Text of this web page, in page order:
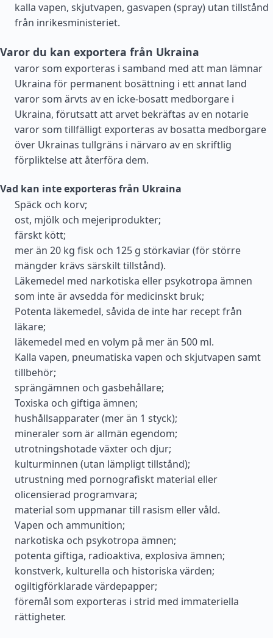
kalla vapen, skjutvapen, gasvapen (spray) utan tillstånd
från inrikesministeriet.
Varor du kan exportera från Ukraina
varor som exporteras i samband med att man lämnar
Ukraina för permanent bosättning i ett annat land
varor som ärvts av en icke-bosatt medborgare i
Ukraina, förutsatt att arvet bekräftas av en notarie
varor som tillfälligt exporteras av bosatta medborgare
över Ukrainas tullgräns i närvaro av en skriftlig
förpliktelse att återföra dem.
Vad kan inte exporteras från Ukraina
Späck och korv;
ost, mjölk och mejeriprodukter;
färskt kött;
mer än 20 kg fisk och 125 g störkaviar (för större
mängder krävs särskilt tillstånd).
Läkemedel med narkotiska eller psykotropa ämnen
som inte är avsedda för medicinskt bruk;
Potenta läkemedel, såvida de inte har recept från
läkare;
läkemedel med en volym på mer än 500 ml.
Kalla vapen, pneumatiska vapen och skjutvapen samt
tillbehör;
sprängämnen och gasbehållare;
Toxiska och giftiga ämnen;
hushållsapparater (mer än 1 styck);
mineraler som är allmän egendom;
utrotningshotade växter och djur;
kulturminnen (utan lämpligt tillstånd);
utrustning med pornografiskt material eller
olicensierad programvara;
material som uppmanar till rasism eller våld.
Vapen och ammunition;
narkotiska och psykotropa ämnen;
potenta giftiga, radioaktiva, explosiva ämnen;
konstverk, kulturella och historiska värden;
ogiltigförklarade värdepapper;
föremål som exporteras i strid med immateriella
rättigheter.